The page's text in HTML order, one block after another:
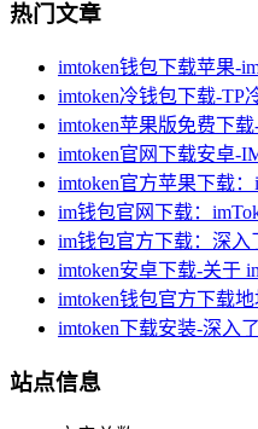
热门文章
imtoken钱包下载苹果-
imtoken冷钱包下载-TP
imtoken苹果版免费下
imtoken官网下载安卓-
imtoken官方苹果下载
im钱包官网下载：
im钱包官方下载：深入
imtoken安卓下载-关于
imtoken钱包官方下载
imtoken下载安装-深入
站点信息